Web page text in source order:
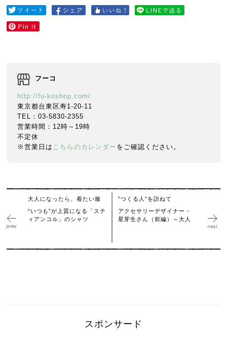
フーコ
http://fu-koshop.com/
東京都台東区寿1-20-11
TEL：03-5830-2355
営業時間：12時～19時
不定休
※営業日は こちらのカレンダー をご確認ください。
大人になったら、着たい服
“いつも”が上質になる「ステ
ィアンコル」のシャツ
”つくる人”を訪ねて
アクセサリーデザイナー・
星芽生さん（前編）～大人
スポンサード